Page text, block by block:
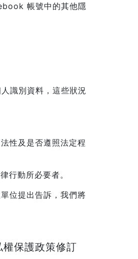
帳號中的其他隱
識別資料，這些狀況
性及是否遵照法定程
行動所必要者。
位提出告訴，我們將
權保護政策修訂